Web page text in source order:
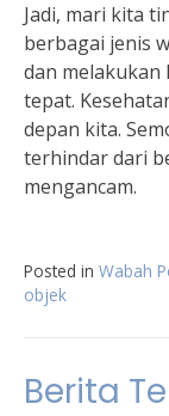
Jadi, mari kita
berbagai jenis
dan melakukan
tepat.
depan kita.
terhindar dari
mengancam.
Posted in Wabah
objek
Berita